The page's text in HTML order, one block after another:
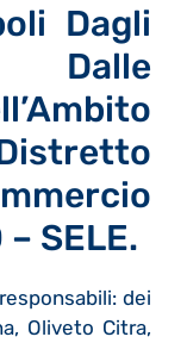
Dagli
Dalle
SELE.
dei
Oliveto Citra,